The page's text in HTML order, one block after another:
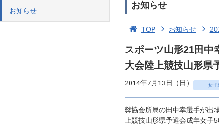
お知らせ
お知らせ
TOP お知らせ
スポーツ山形21田中
大会陸上競技山形県
2014年7月13日（日） 女子
弊協会所属の田中幸選手が出
上競技山形県予選会成年女